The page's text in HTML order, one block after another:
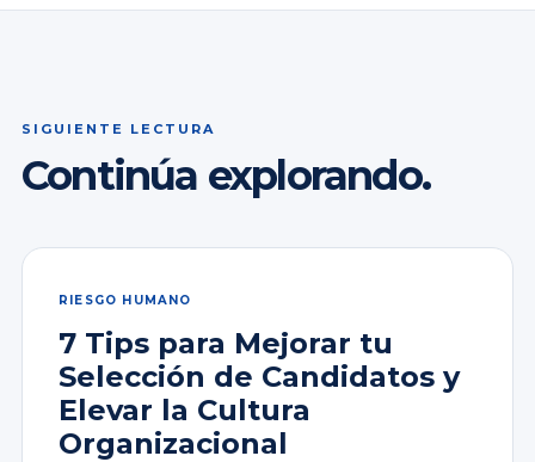
SIGUIENTE LECTURA
Continúa explorando.
RIESGO HUMANO
7 Tips para Mejorar tu
Selección de Candidatos y
Elevar la Cultura
Organizacional